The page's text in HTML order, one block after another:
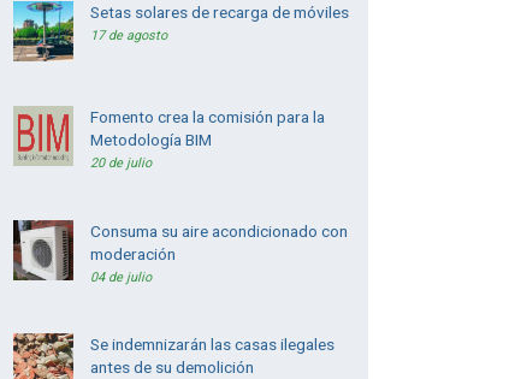
Setas solares de recarga de móviles
17 de agosto
Fomento crea la comisión para la
Metodología BIM
20 de julio
Consuma su aire acondicionado con
moderación
04 de julio
Se indemnizarán las casas ilegales
antes de su demolición